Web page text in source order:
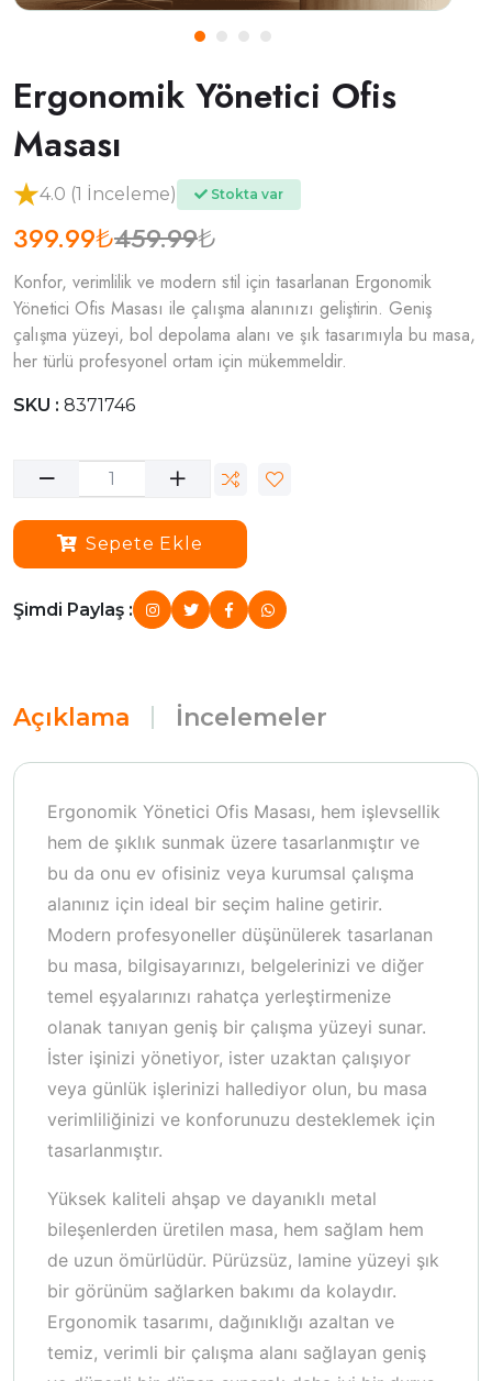
Ergonomik Yönetici Ofis
Masası
4.0 (1 İnceleme) Stokta var
399.99₺459.99₺
Konfor, verimlilik ve modern stil için tasarlanan Ergonomik
Yönetici Ofis Masası ile çalışma alanınızı geliştirin. Geniş
çalışma yüzeyi, bol depolama alanı ve şık tasarımıyla bu masa,
her türlü profesyonel ortam için mükemmeldir.
SKU : 8371746
Sepete Ekle
Şimdi Paylaş :
Açıklama İncelemeler
Ergonomik Yönetici Ofis Masası, hem işlevsellik
hem de şıklık sunmak üzere tasarlanmıştır ve
bu da onu ev ofisiniz veya kurumsal çalışma
alanınız için ideal bir seçim haline getirir.
Modern profesyoneller düşünülerek tasarlanan
bu masa, bilgisayarınızı, belgelerinizi ve diğer
temel eşyalarınızı rahatça yerleştirmenize
olanak tanıyan geniş bir çalışma yüzeyi sunar.
İster işinizi yönetiyor, ister uzaktan çalışıyor
veya günlük işlerinizi hallediyor olun, bu masa
verimliliğinizi ve konforunuzu desteklemek için
tasarlanmıştır.
Yüksek kaliteli ahşap ve dayanıklı metal
bileşenlerden üretilen masa, hem sağlam hem
de uzun ömürlüdür. Pürüzsüz, lamine yüzeyi şık
bir görünüm sağlarken bakımı da kolaydır.
Ergonomik tasarımı, dağınıklığı azaltan ve
temiz, verimli bir çalışma alanı sağlayan geniş